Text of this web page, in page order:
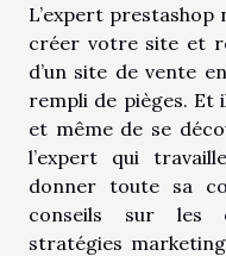
L’expert prestashop
créer votre site et
d’un site de vente
rempli de pièges.
et même de se
l’expert qui
donner toute sa
conseils sur les
stratégies